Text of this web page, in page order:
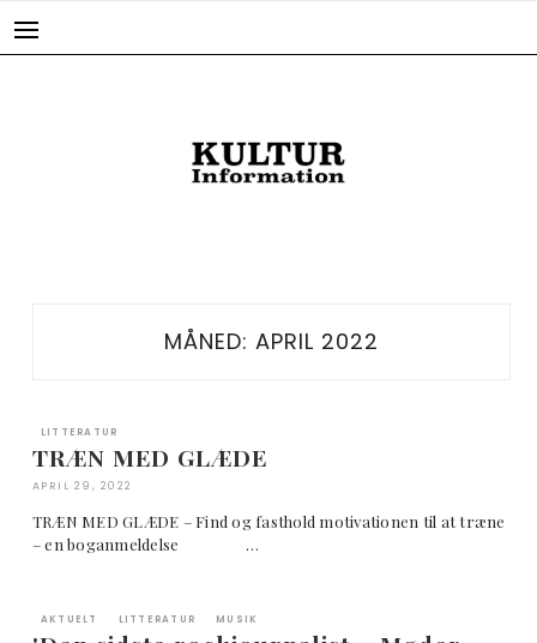
MÅNED: APRIL 2022
LITTERATUR
TRÆN MED GLÆDE
APRIL 29, 2022
TRÆN MED GLÆDE – Find og fasthold motivationen til at træne
– en boganmeldelse …
AKTUELT LITTERATUR MUSIK